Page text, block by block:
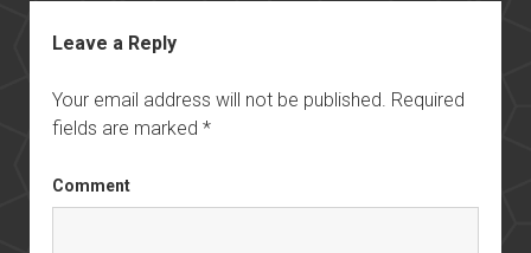
Leave a Reply
Your email address will not be published. Required
fields are marked *
Comment